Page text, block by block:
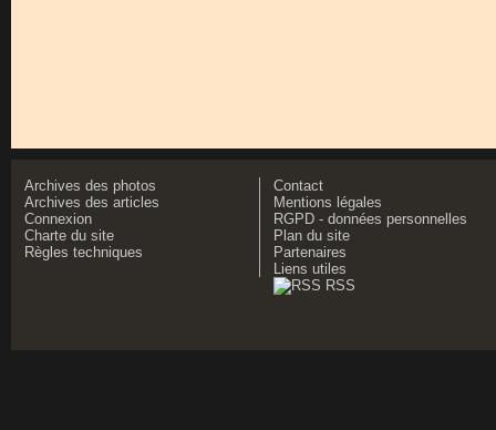
Archives des photos
Archives des articles
Connexion
Charte du site
Règles techniques
Contact
Mentions légales
RGPD - données personnelles
Plan du site
Partenaires
Liens utiles
RSS